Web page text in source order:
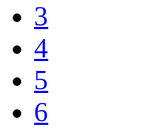
3
4
5
6